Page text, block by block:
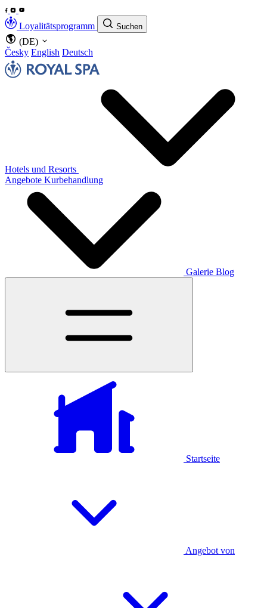
Loyalitätsprogramm Suchen
(DE)
Česky English Deutsch
Hotels und Resorts
Angebote Kurbehandlung
Galerie Blog
Startseite
Angebot von